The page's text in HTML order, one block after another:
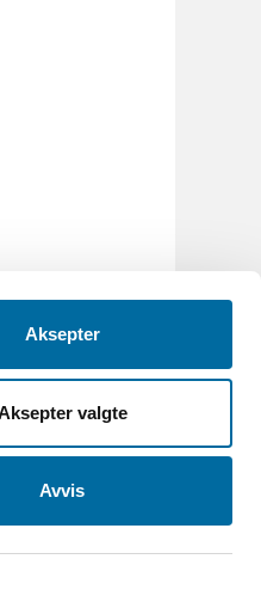
Aksepter
valgte
Avvis